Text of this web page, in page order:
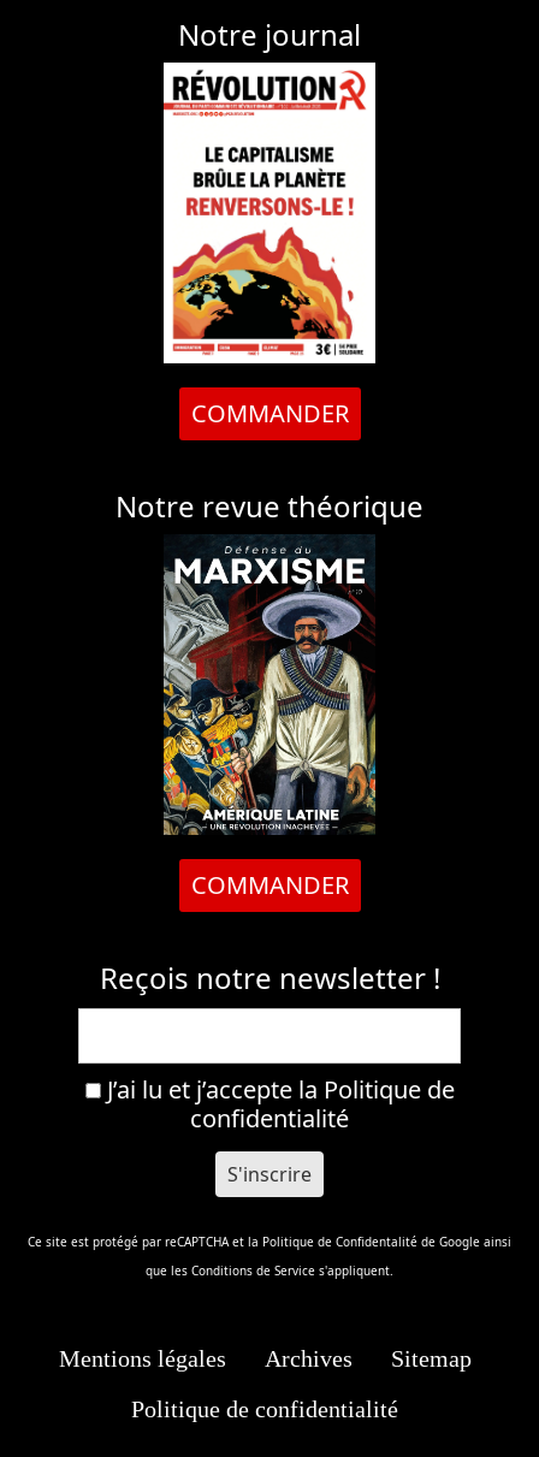
Notre journal
COMMANDER
Notre revue théorique
COMMANDER
Reçois notre newsletter !
J’ai lu et j’accepte la Politique de
confidentialité
Ce site est protégé par reCAPTCHA et la Politique de Confidentalité de Google ainsi
que les Conditions de Service s'appliquent.
Mentions légales Archives
Sitemap
Politique de confidentialité